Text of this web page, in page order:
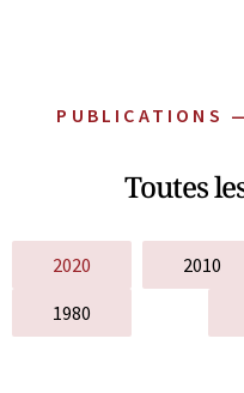
PUBLICATIONS
Toutes
2020 2010
1980